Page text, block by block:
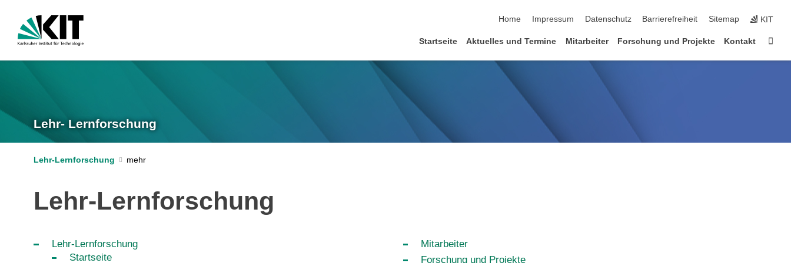
Home
Impressum Datenschutz Barrierefreiheit Sitemap KIT
Startseite Aktuelles und Termine Mitarbeiter Forschung und Projekte Kontakt
Lehr- Lernforschung
Lehr-Lernforschung
Lehr-Lernforschung
Lehr-Lernforschung
Startseite
Mitarbeiter
Forschung und Projekte